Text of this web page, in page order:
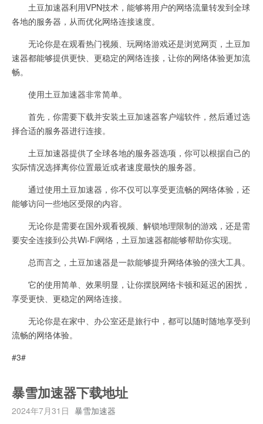
土豆加速器利用VPN技术，能够将用户的网络流量转发到全球
各地的服务器，从而优化网络连接速度。
无论你是在观看热门视频、玩网络游戏还是浏览网页，土豆加
速器都能够提供更快、更稳定的网络连接，让你的网络体验更加流
畅。
使用土豆加速器非常简单。
首先，你需要下载并安装土豆加速器客户端软件，然后通过选
择合适的服务器进行连接。
土豆加速器提供了全球各地的服务器选项，你可以根据自己的
实际情况选择离你位置最近或者速度最快的服务器。
通过使用土豆加速器，你不仅可以享受更流畅的网络体验，还
能够访问一些地区受限的内容。
无论你是需要在国外观看视频、解锁地理限制的游戏，还是需
要安全连接到公共Wi-Fi网络，土豆加速器都能够帮助你实现。
总而言之，土豆加速器是一款能够提升网络体验的强大工具。
它的使用简单、效果明显，让你摆脱网络卡顿和延迟的困扰，
享受更快、更稳定的网络连接。
无论你是在家中、办公室还是旅行中，都可以随时随地享受到
流畅的网络体验。
#3#
暴雪加速器下载地址
2024年7月31日 暴雪加速器